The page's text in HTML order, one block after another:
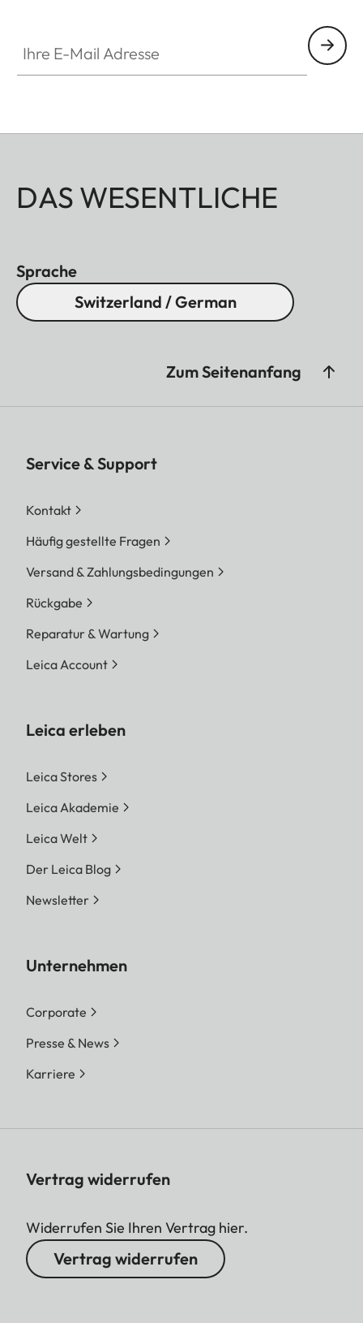
DAS WESENTLICHE
Sprache
Switzerland / German
Zum Seitenanfang
Service & Support
Kontakt
Häufig gestellte Fragen
Versand & Zahlungsbedingungen
Rückgabe
Reparatur & Wartung
Leica Account
Leica erleben
Leica Stores
Leica Akademie
Leica Welt
Der Leica Blog
Newsletter
Unternehmen
Corporate
Presse & News
Karriere
Vertrag widerrufen
Widerrufen Sie Ihren Vertrag hier.
Vertrag widerrufen